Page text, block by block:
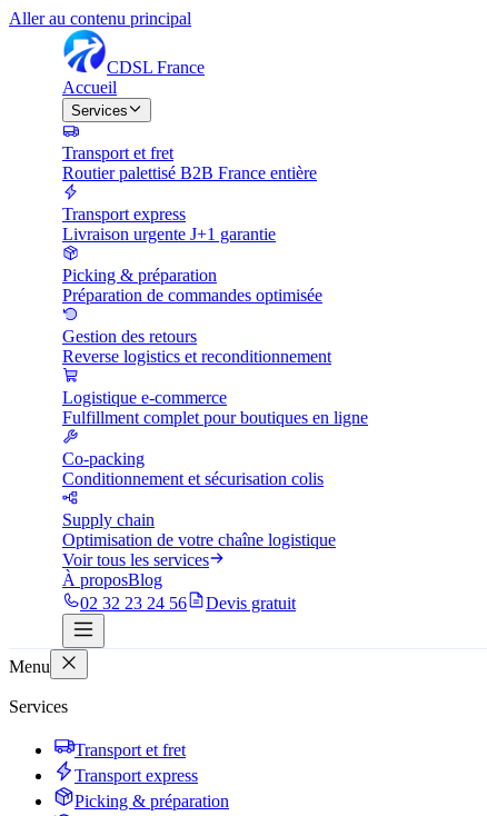
Aller au contenu principal
CDSL France
Accueil
Services
Transport et fret
Routier palettisé B2B France entière
Transport express
Livraison urgente J+1 garantie
Picking & préparation
Préparation de commandes optimisée
Gestion des retours
Reverse logistics et reconditionnement
Logistique e-commerce
Fulfillment complet pour boutiques en ligne
Co-packing
Conditionnement et sécurisation colis
Supply chain
Optimisation de votre chaîne logistique
Voir tous les services
À proposBlog
02 32 23 24 56
Devis gratuit
Menu
Services
Transport et fret
Transport express
Picking & préparation